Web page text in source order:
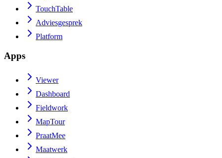
TouchTable
Adviesgesprek
Platform
Apps
Viewer
Dashboard
Fieldwork
MapTour
PraatMee
Maatwerk